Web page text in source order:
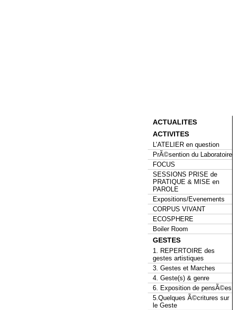
ACTUALITES
ACTIVITES
L’ATELIER en question
PrÃ©sention du Laboratoire
FOCUS
SESSIONS PRISE de
PRATIQUE & MISE en
PAROLE
Expositions/Evenements
CORPUS VIVANT
ECOSPHERE
Boiler Room
GESTES
1. REPERTOIRE des
gestes artistiques
3. Gestes et Marches
4. Geste(s) & genre
6. Exposition de pensÃ©es
5.Quelques Ã©critures sur
le Geste